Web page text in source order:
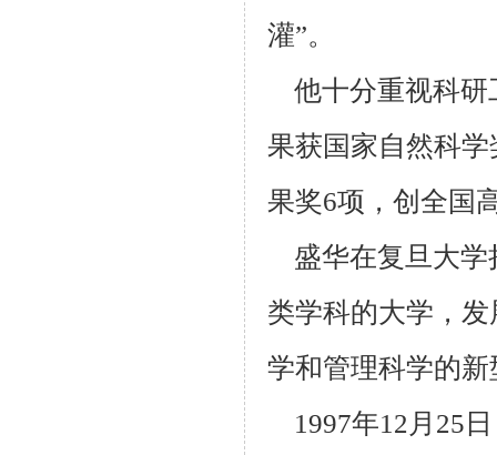
灌”。
他十分重视科研
果获国家自然科
果奖6项，创全国
盛华在复旦大学
类学科的大学，
学和管理科学的新
1997年12月25